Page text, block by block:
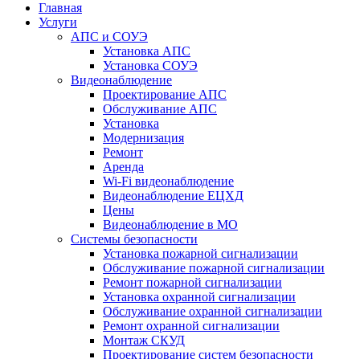
Главная
Услуги
АПС и СОУЭ
Установка АПС
Установка СОУЭ
Видеонаблюдение
Проектирование АПС
Обслуживание АПС
Установка
Модернизация
Ремонт
Аренда
Wi-Fi видеонаблюдение
Видеонаблюдение ЕЦХД
Цены
Видеонаблюдение в МО
Системы безопасности
Установка пожарной сигнализации
Обслуживание пожарной сигнализации
Ремонт пожарной сигнализации
Установка охранной сигнализации
Обслуживание охранной сигнализации
Ремонт охранной сигнализации
Монтаж СКУД
Проектирование систем безопасности